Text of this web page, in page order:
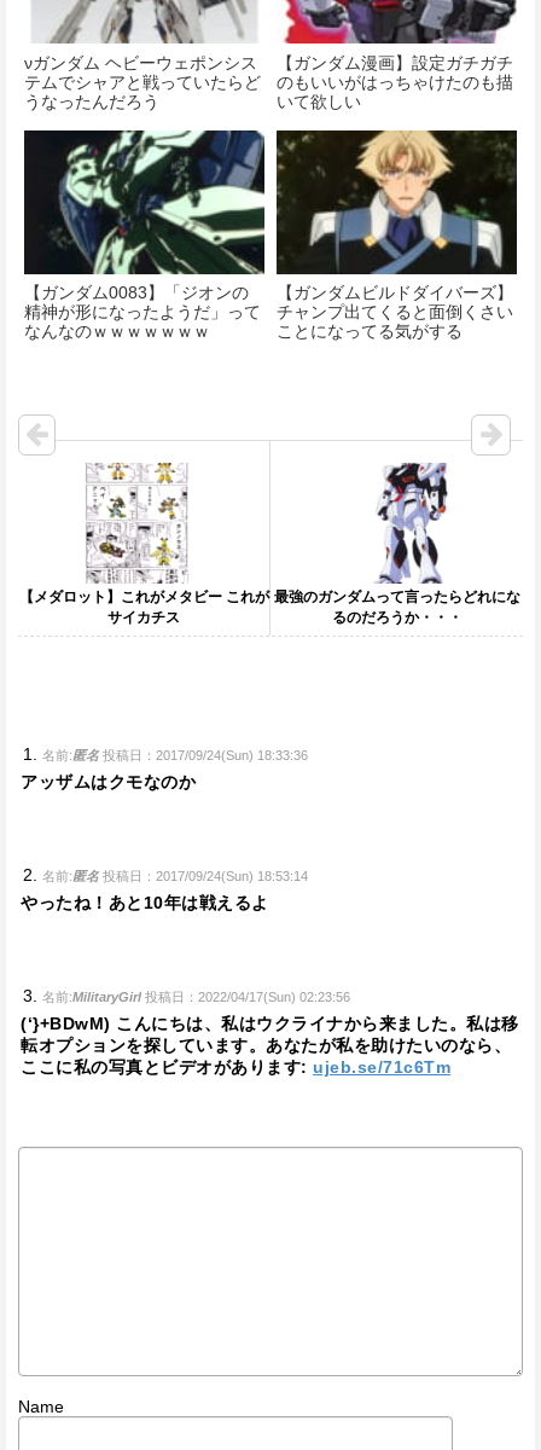
νガンダム ヘビーウェポンシス
テムでシャアと戦っていたらど
うなったんだろう
【ガンダム漫画】設定ガチガチ
のもいいがはっちゃけたのも描
いて欲しい
【ガンダム0083】「ジオンの
精神が形になったようだ」って
なんなのｗｗｗｗｗｗｗ
【ガンダムビルドダイバーズ】
チャンプ出てくると面倒くさい
ことになってる気がする
【メダロット】これがメタビー これが
サイカチス
最強のガンダムって言ったらどれにな
るのだろうか・・・
名前:匿名 投稿日：2017/09/24(Sun) 18:33:36
アッザムはクモなのか
名前:匿名 投稿日：2017/09/24(Sun) 18:53:14
やったね！あと10年は戦えるよ
名前:MilitaryGirl 投稿日：2022/04/17(Sun) 02:23:56
(‘}+BDwM) こんにちは、私はウクライナから来ました。私は移
転オプションを探しています。あなたが私を助けたいのなら、
ここに私の写真とビデオがあります: ujeb.se/71c6Tm
Name